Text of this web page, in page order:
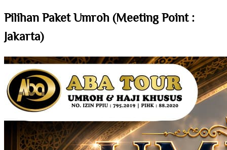
Pilihan Paket Umroh (Meeting Point :
Jakarta)